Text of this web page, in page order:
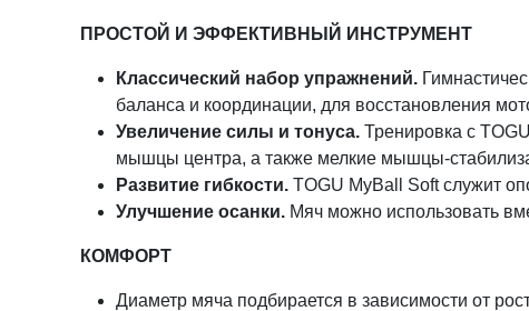
ПРОСТОЙ И ЭФФЕКТИВНЫЙ ИНСТРУМЕНТ
Классический набор упражнений.
баланса и координации, для восстановления
Увеличение силы и тонуса. Тренировка с
мышцы центра, а также мелкие мышцы-
Развитие гибкости. TOGU MyBall Soft служит
Улучшение осанки. Мяч можно использовать
КОМФОРТ
Диаметр мяча подбирается в зависимости от